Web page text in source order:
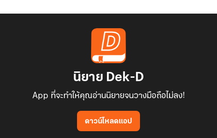
นิยาย Dek-D
App ที่จะทำให้คุณอ่านนิยายจนวางมือถือไม่ลง!
ดาวน์โหลดแอป